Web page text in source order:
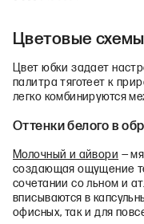
Цветовые
Цвет юбки задает
палитра тяготеет к
легко комбинируются
Оттенки белого в
Молочный и айвори —
создающая ощущение
сочетании со льном и
вписываются в
офисных, так и для